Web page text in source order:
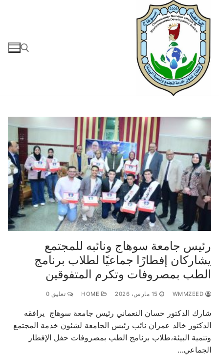
التجاوز
إلى
المحتوى
رئيس جامعة سوهاج ونائبه للمجتمع
يشاركان إفطارًا جماعيًا لطلاب برنامج
الطب بمصروفات وتكرم المتفوقين
15 مارس، 2026 تعليق 0
شارك الدكتور حسان النعماني رئيس جامعة سوهاج يرافقه
الدكتور خالد عمران نائب رئيس الجامعة لشئون خدمة المجتمع
وتنمية البيئة،طلاب برنامج الطب بمصروفات حفل الإفطار
الجماعي…